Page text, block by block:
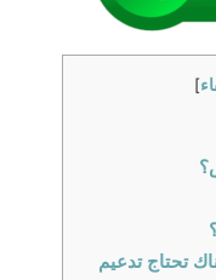
]
تحتاج تدعيم